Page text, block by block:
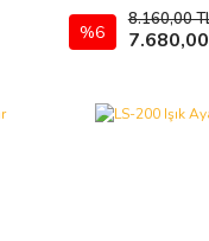
%6
8.160,00
Sepete